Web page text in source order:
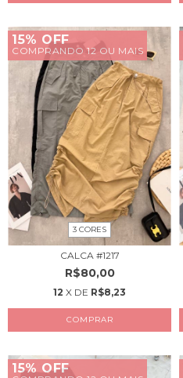
15% OFF
COMPRANDO 12 OU MAIS
3 CORES
CALCA #1217
R$80,00
12 X DE R$8,23
COMPRAR
15% OFF